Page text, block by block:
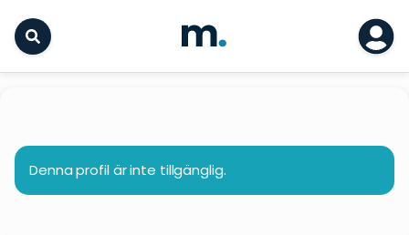
Denna profil är inte tillgänglig.